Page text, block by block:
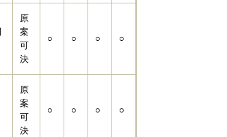
原
案
可
決
○ ○ ○ ○
原
案
可
決
○ ○ ○ ○